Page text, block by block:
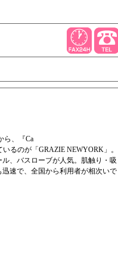
ら、『Ca
るのが「GRAZIE NEWYORK」。
、バスローブが人気。肌触り・吸
速で、全国から利用者が相次いで